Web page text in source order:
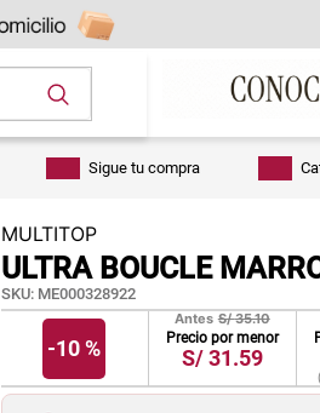
Sigue tu compra
MULTITOP
ULTRA BOUCLE
SKU: ME000328922
-10 %
Antes S/35.10
Precio por menor
S/31.59